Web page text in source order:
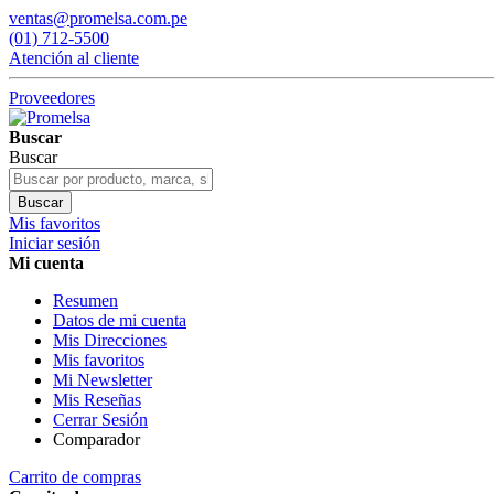
ventas@promelsa.com.pe
(01) 712-5500
Atención al cliente
Proveedores
Buscar
Buscar
Buscar
Mis favoritos
Iniciar sesión
Mi cuenta
Resumen
Datos de mi cuenta
Mis Direcciones
Mis favoritos
Mi Newsletter
Mis Reseñas
Cerrar Sesión
Comparador
Carrito de compras